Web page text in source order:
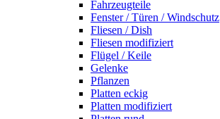
Fahrzeugteile
Fenster / Türen / Windschutz
Fliesen / Dish
Fliesen modifiziert
Flügel / Keile
Gelenke
Pflanzen
Platten eckig
Platten modifiziert